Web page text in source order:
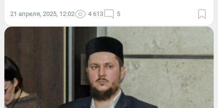
21 апреля, 2025, 12:02 4 613 5